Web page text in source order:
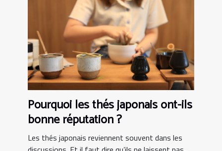
Pourquoi les thés japonais ont-ils
bonne réputation ?
Les thés japonais reviennent souvent dans les